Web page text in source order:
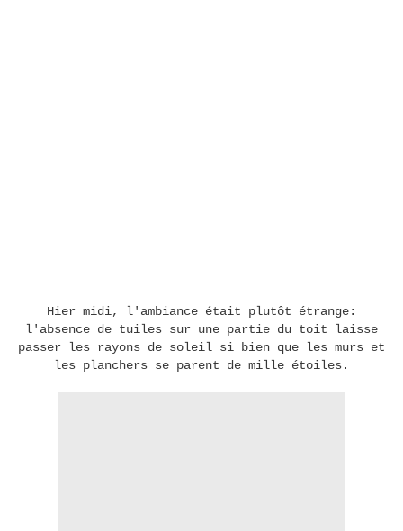
Hier midi, l'ambiance était plutôt étrange:
l'absence de tuiles sur une partie du toit laisse
passer les rayons de soleil si bien que les murs et
les planchers se parent de mille étoiles.